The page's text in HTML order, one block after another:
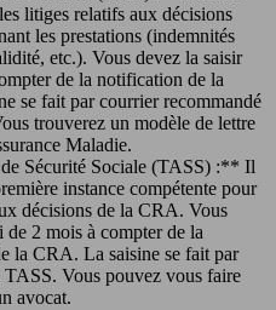
litiges relatifs aux décisions
les prestations (indemnités
etc.). Vous devez la saisir
de la notification de la
se fait par courrier recommandé
trouverez un modèle de lettre
Maladie.
Sécurité Sociale (TASS) :** Il
instance compétente pour
décisions de la CRA. Vous
de 2 mois à compter de la
la CRA. La saisine se fait par
Vous pouvez vous faire
avocat.